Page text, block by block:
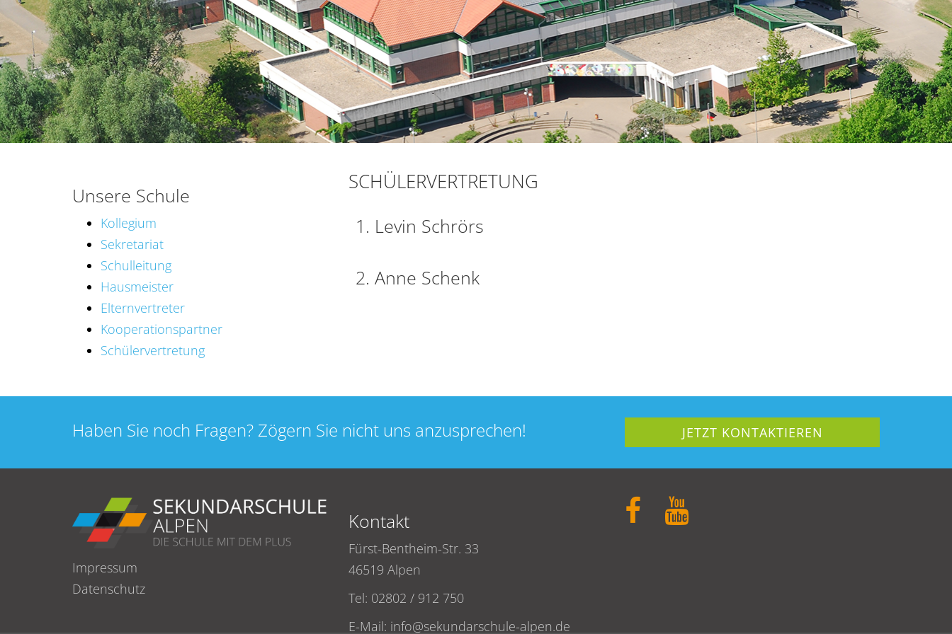
Unsere Schule
Kollegium
Sekretariat
Schulleitung
Hausmeister
Elternvertreter
Kooperationspartner
Schülervertretung
SCHÜLERVERTRETUNG
1. Levin Schrörs
2. Anne Schenk
Haben Sie noch Fragen? Zögern Sie nicht uns anzusprechen! JETZT KONTAKTIEREN
Impressum
Datenschutz
Kontakt
Fürst-Bentheim-Str. 33
46519 Alpen
Tel: 02802 / 912 750
E-Mail: info@sekundarschule-alpen.de